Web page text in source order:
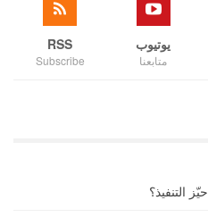
يوتيوب
متابعنا
RSS
Subscribe
التنفيذ؟